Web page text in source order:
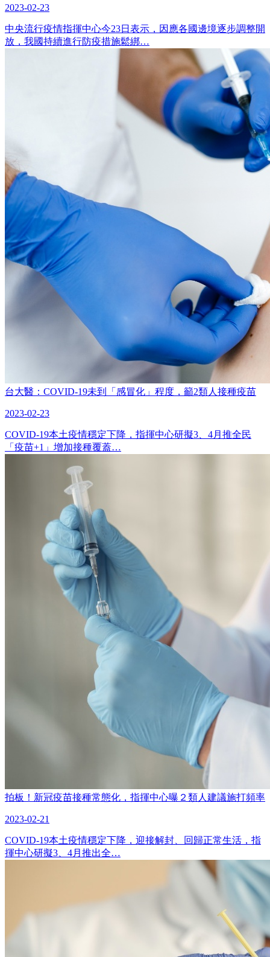
2023-02-23
中央流行疫情指揮中心今23日表示，因應各國邊境逐步調整開
放，我國持續進行防疫措施鬆綁…
台大醫：COVID-19未到「感冒化」程度，籲2類人接種疫苗
2023-02-23
COVID-19本土疫情穩定下降，指揮中心研擬3、4月推全民
「疫苗+1」增加接種覆蓋…
拍板！新冠疫苗接種常態化，指揮中心曝２類人建議施打頻率
2023-02-21
COVID-19本土疫情穩定下降，迎接解封、回歸正常生活，指
揮中心研擬3、4月推出全…